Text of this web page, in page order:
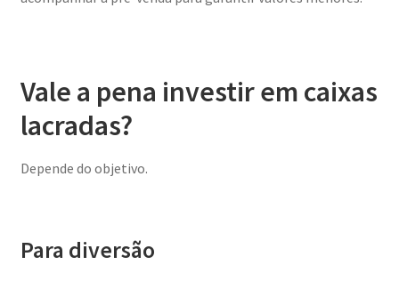
Vale a pena investir em caixas
lacradas?
Depende do objetivo.
Para diversão